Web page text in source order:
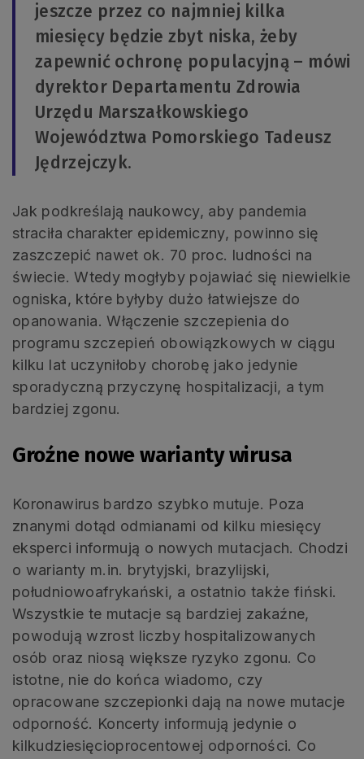
jeszcze przez co najmniej kilka
miesięcy będzie zbyt niska, żeby
zapewnić ochronę populacyjną – mówi
dyrektor Departamentu Zdrowia
Urzędu Marszałkowskiego
Województwa Pomorskiego Tadeusz
Jędrzejczyk.
Jak podkreślają naukowcy, aby pandemia
straciła charakter epidemiczny, powinno się
zaszczepić nawet ok. 70 proc. ludności na
świecie. Wtedy mogłyby pojawiać się niewielkie
ogniska, które byłyby dużo łatwiejsze do
opanowania. Włączenie szczepienia do
programu szczepień obowiązkowych w ciągu
kilku lat uczyniłoby chorobę jako jedynie
sporadyczną przyczynę hospitalizacji, a tym
bardziej zgonu.
Groźne nowe warianty wirusa
Koronawirus bardzo szybko mutuje. Poza
znanymi dotąd odmianami od kilku miesięcy
eksperci informują o nowych mutacjach. Chodzi
o warianty m.in. brytyjski, brazylijski,
południowoafrykański, a ostatnio także fiński.
Wszystkie te mutacje są bardziej zakaźne,
powodują wzrost liczby hospitalizowanych
osób oraz niosą większe ryzyko zgonu. Co
istotne, nie do końca wiadomo, czy
opracowane szczepionki dają na nowe mutacje
odporność. Koncerty informują jedynie o
kilkudziesięcioprocentowej odporności. Co